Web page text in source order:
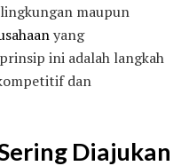
maupun
yang
ini adalah langkah
dan
Diajukan